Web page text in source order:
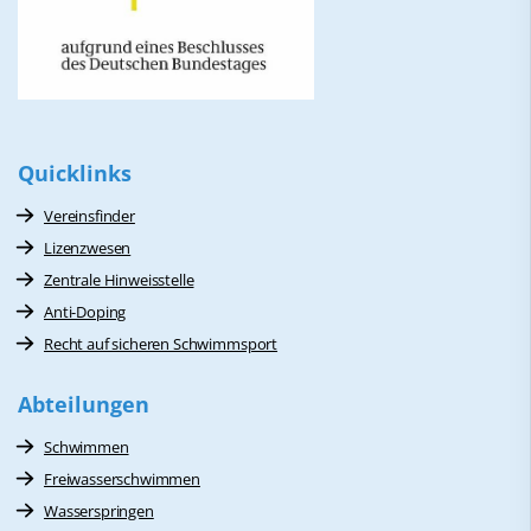
Quicklinks
Vereinsfinder
Lizenzwesen
Zentrale Hinweisstelle
Anti-Doping
Recht auf sicheren Schwimmsport
Abteilungen
Schwimmen
Freiwasserschwimmen
Wasserspringen